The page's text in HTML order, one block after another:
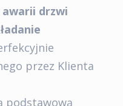
awarii drzwi
przez Klienta
podstawową